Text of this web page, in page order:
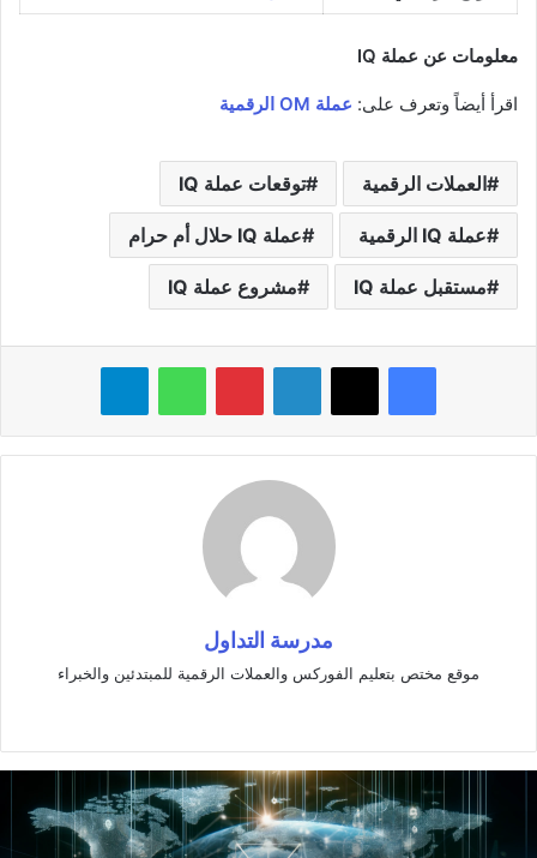
معلومات عن عملة IQ
اقرأ أيضاً وتعرف على: عملة OM الرقمية
العملات الرقمية توقعات عملة IQ
عملة IQ الرقمية عملة IQ حلال أم حرام
مستقبل عملة IQ مشروع عملة IQ
فيسبوك ‫X لينكدإن بينتيريستواتساب تيلقرام
مدرسة التداول
موقع مختص بتعليم الفوركس والعملات الرقمية للمبتدئين والخبراء